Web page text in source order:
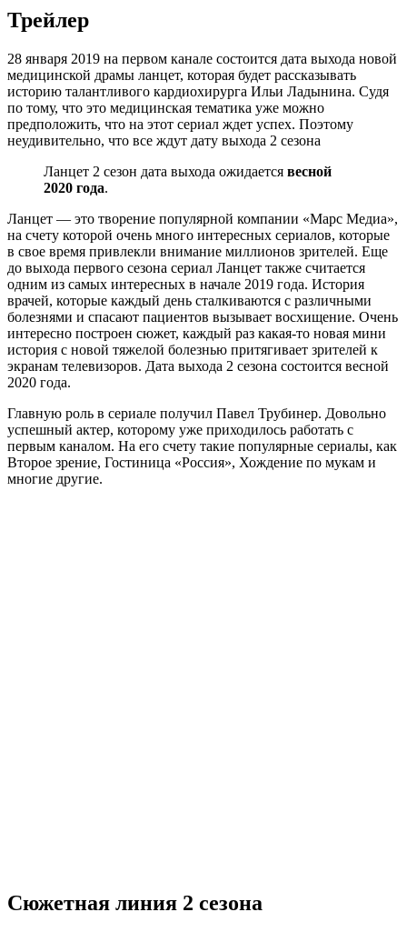
Трейлер
28 января 2019 на первом канале состоится дата выхода новой
медицинской драмы ланцет, которая будет рассказывать
историю талантливого кардиохирурга Ильи Ладынина. Судя
по тому, что это медицинская тематика уже можно
предположить, что на этот сериал ждет успех. Поэтому
неудивительно, что все ждут дату выхода 2 сезона
Ланцет 2 сезон дата выхода ожидается весной
2020 года.
Ланцет — это творение популярной компании «Марс Медиа»,
на счету которой очень много интересных сериалов, которые
в свое время привлекли внимание миллионов зрителей. Еще
до выхода первого сезона сериал Ланцет также считается
одним из самых интересных в начале 2019 года. История
врачей, которые каждый день сталкиваются с различными
болезнями и спасают пациентов вызывает восхищение. Очень
интересно построен сюжет, каждый раз какая-то новая мини
история с новой тяжелой болезнью притягивает зрителей к
экранам телевизоров. Дата выхода 2 сезона состоится весной
2020 года.
Главную роль в сериале получил Павел Трубинер. Довольно
успешный актер, которому уже приходилось работать с
первым каналом. На его счету такие популярные сериалы, как
Второе зрение, Гостиница «Россия», Хождение по мукам и
многие другие.
Сюжетная линия 2 сезона